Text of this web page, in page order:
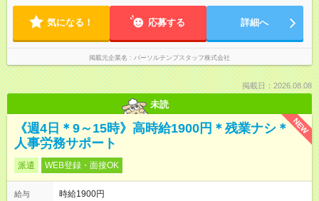
気になる！ 応募する 詳細へ
掲載元企業名 パーソルテンプスタッフ株式会社
掲載日：2026.08.08
未読
NEW
《週4日＊9～15時》高時給1900円＊残業ナシ＊
人事労務サポート
派遣 WEB登録・面接OK
給与
時給1900円